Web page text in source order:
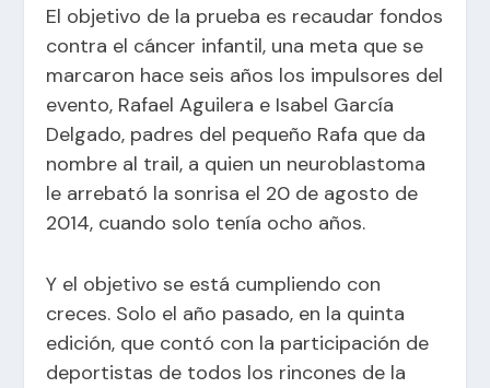
El objetivo de la prueba es recaudar fondos
contra el cáncer infantil, una meta que se
marcaron hace seis años los impulsores del
evento, Rafael Aguilera e Isabel García
Delgado, padres del pequeño Rafa que da
nombre al trail, a quien un neuroblastoma
le arrebató la sonrisa el 20 de agosto de
2014, cuando solo tenía ocho años.
Y el objetivo se está cumpliendo con
creces. Solo el año pasado, en la quinta
edición, que contó con la participación de
deportistas de todos los rincones de la